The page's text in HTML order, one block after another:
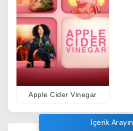
Apple Cider Vinegar
İçerik Arayın